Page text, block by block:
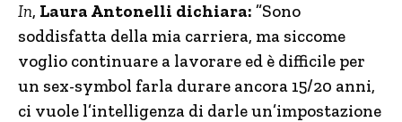
In, Laura Antonelli dichiara: ”Sono
soddisfatta della mia carriera, ma siccome
voglio continuare a lavorare ed è difficile per
un sex-symbol farla durare ancora 15/20 anni,
ci vuole l’intelligenza di darle un’impostazione